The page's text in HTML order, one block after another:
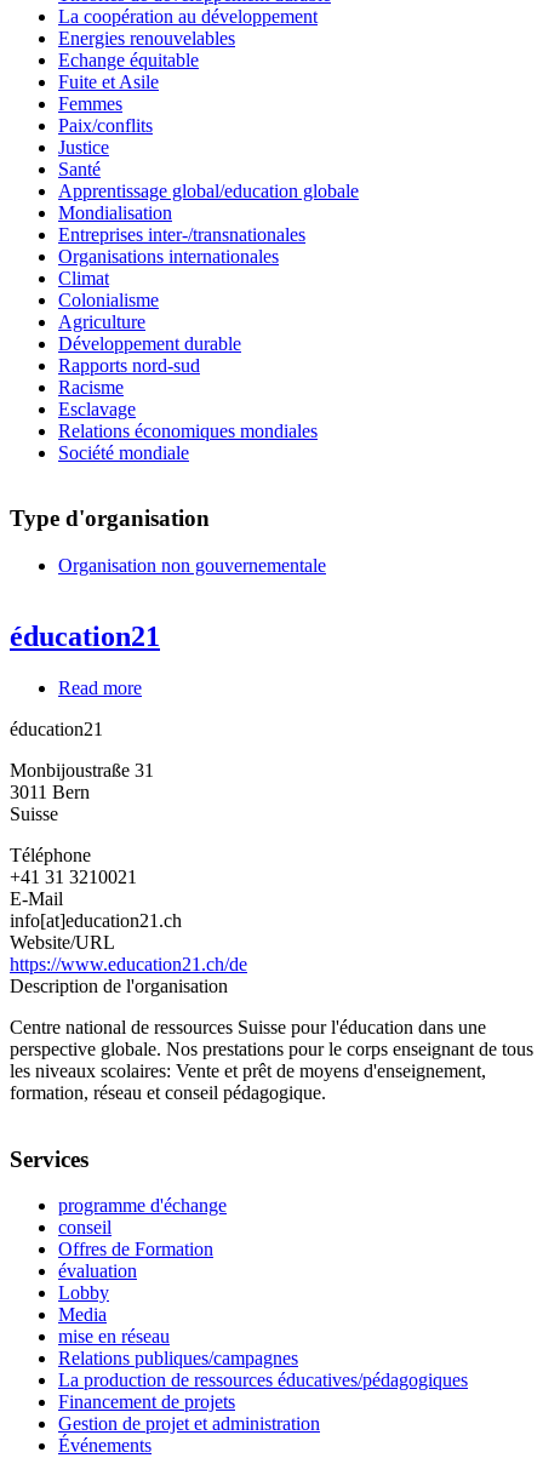
La coopération au développement
Energies renouvelables
Echange équitable
Fuite et Asile
Femmes
Paix/conflits
Justice
Santé
Apprentissage global/education globale
Mondialisation
Entreprises inter-/transnationales
Organisations internationales
Climat
Colonialisme
Agriculture
Développement durable
Rapports nord-sud
Racisme
Esclavage
Relations économiques mondiales
Société mondiale
Type d'organisation
Organisation non gouvernementale
éducation21
Read more
éducation21
Monbijoustraße 31
3011 Bern
Suisse
Téléphone
+41 31 3210021
E-Mail
info[at]education21.ch
Website/URL
https://www.education21.ch/de
Description de l'organisation
Centre national de ressources Suisse pour l'éducation dans une
perspective globale. Nos prestations pour le corps enseignant de tous
les niveaux scolaires: Vente et prêt de moyens d'enseignement,
formation, réseau et conseil pédagogique.
Services
programme d'échange
conseil
Offres de Formation
évaluation
Lobby
Media
mise en réseau
Relations publiques/campagnes
La production de ressources éducatives/pédagogiques
Financement de projets
Gestion de projet et administration
Événements